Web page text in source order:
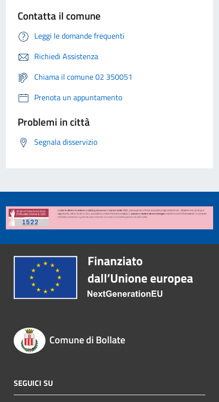
Contatta il comune
Leggi le domande frequenti
Richiedi Assistenza
Chiama il comune 02 350051
Prenota un appuntamento
Problemi in città
Segnala disservizio
Comune di Bollate
SEGUICI SU